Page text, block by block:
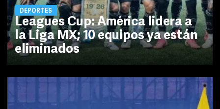
DEPORTES
Leagues Cup: América lidera a
la Liga MX; 10 equipos ya están
eliminados